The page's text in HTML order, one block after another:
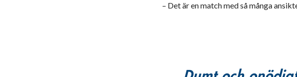
– Det är en match med så många